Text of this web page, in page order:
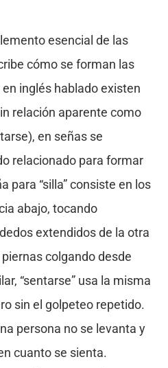
esencial de las
cómo se forman las
inglés hablado existen
relación aparente como
en señas se
relacionado para formar
para “silla” consiste en los
abajo, tocando
extendidos de la otra
colgando desde
“sentarse” usa la misma
sin el golpeteo repetido.
persona no se levanta y
cuanto se sienta.